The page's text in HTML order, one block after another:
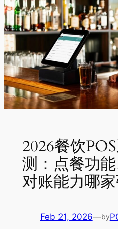
2026餐饮
测：点餐功
对账能力哪
Feb 21, 2026—by